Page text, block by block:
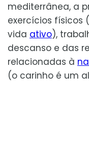
mediterrânea, a
exercícios físicos
vida ativo),
descanso e das
relacionadas à
(o carinho é um